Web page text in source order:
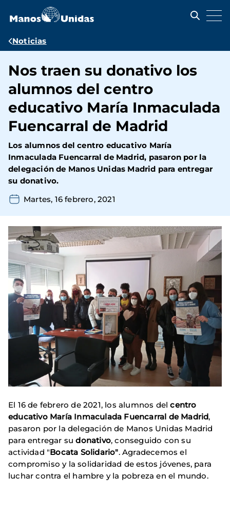
contenido
Ruta
navegación
Noticias
Nos traen su donativo los
alumnos del centro
educativo María Inmaculada
Fuencarral de Madrid
Los alumnos delcentro educativo María
Inmaculada Fuencarral de Madrid, pasaron por la
delegación de Manos Unidas Madrid para entregar
su donativo.
Martes, 16 febrero, 2021
El 16 de febrero de 2021, los alumnos delcentro
educativo María Inmaculada Fuencarral de Madrid,
pasaron por la delegación de Manos Unidas Madrid
para entregar sudonativo, conseguido con su
actividad "Bocata Solidario". Agradecemos el
compromiso y la solidaridad de estos jóvenes, para
luchar contra el hambre y la pobreza en el mundo.